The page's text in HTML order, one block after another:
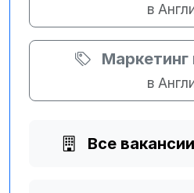
в
Маркетинг
в
Все